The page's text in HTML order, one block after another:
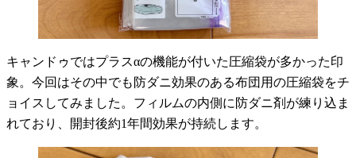
キャンドゥではプラスαの機能が付いた圧縮袋が多かった印
象。今回はその中でも防ダニ効果のある布団用の圧縮袋をチ
ョイスしてみました。フィルムの内側に防ダニ剤が練り込ま
れており、開封後約1年間効果が持続します。